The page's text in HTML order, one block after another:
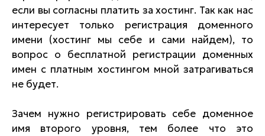
если вы согласны платить за хостинг. Так как нас
интересует только регистрация доменного
имени (хостинг мы себе и сами найдем), то
вопрос о бесплатной регистрации доменных
имен с платным хостингом мной затрагиваться
не будет.
Зачем нужно регистрировать себе доменное
имя второго уровня, тем более что это